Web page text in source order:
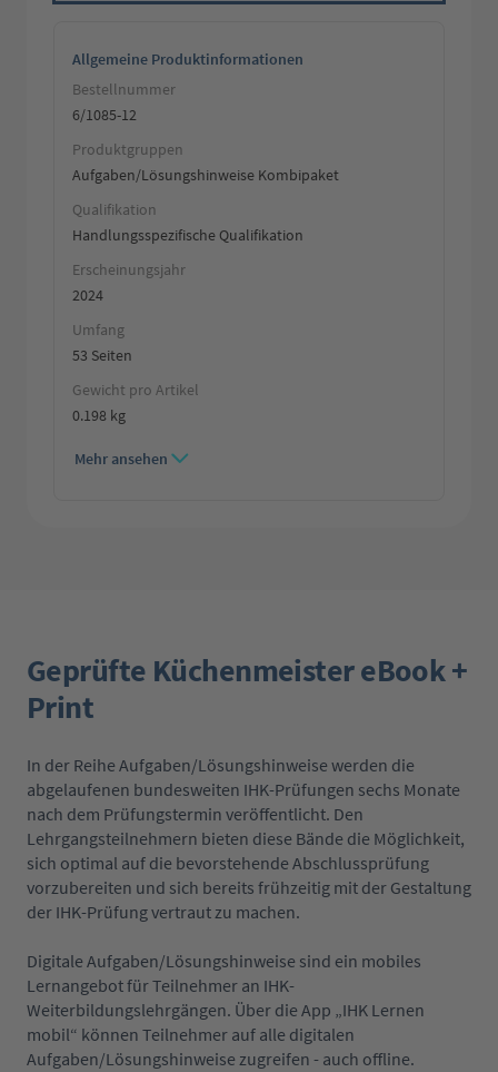
Allgemeine Produktinformationen
Bestellnummer
6/1085-12
Produktgruppen
Aufgaben/Lösungshinweise Kombipaket
Qualifikation
Handlungsspezifische Qualifikation
Erscheinungsjahr
2024
Umfang
53 Seiten
Gewicht pro Artikel
0.198 kg
Mehr ansehen
Geprüfte Küchenmeister eBook +
Print
In der Reihe Aufgaben/Lösungshinweise werden die
abgelaufenen bundesweiten IHK-Prüfungen sechs Monate
nach dem Prüfungstermin veröffentlicht. Den
Lehrgangsteilnehmern bieten diese Bände die Möglichkeit,
sich optimal auf die bevorstehende Abschlussprüfung
vorzubereiten und sich bereits frühzeitig mit der Gestaltung
der IHK-Prüfung vertraut zu machen.
Digitale Aufgaben/Lösungshinweise sind ein mobiles
Lernangebot für Teilnehmer an IHK-
Weiterbildungslehrgängen. Über die App „IHK Lernen
mobil“ können Teilnehmer auf alle digitalen
Aufgaben/Lösungshinweise zugreifen - auch offline.